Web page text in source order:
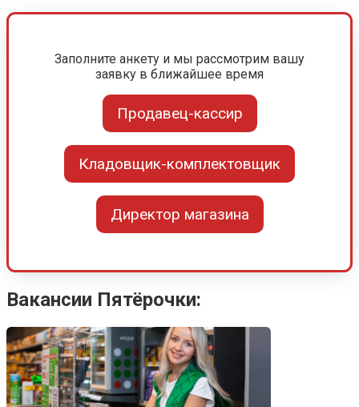
Заполните анкету и мы рассмотрим вашу
заявку в ближайшее время
Продавец-кассир
Кладовщик-комплектовщик
Директор магазина
Вакансии Пятёрочки: